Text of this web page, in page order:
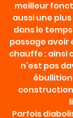
meilleur
aussi une
dans le
passage avoir
chauffe : ainsi
n’est pas
ébullition
construction
Parfois